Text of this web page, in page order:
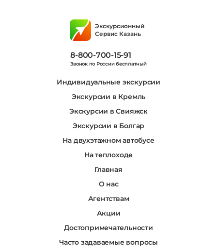
Экскурсионный
Сервис Казань
8-800-700-15-91
Звонок по России бесплатный
Индивидуальные экскурсии
Экскурсии в Кремль
Экскурсии в Свияжск
Экскурсии в Болгар
На двухэтажном автобусе
На теплоходе
Главная
О нас
Агентствам
Акции
Достопримечательности
Часто задаваемые вопросы